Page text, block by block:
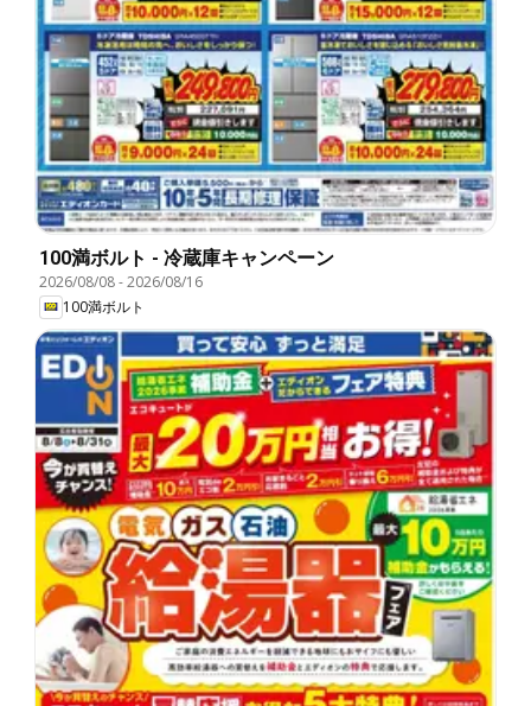
100満ボルト - 冷蔵庫キャンペーン
2026/08/08-2026/08/16
100満ボルト